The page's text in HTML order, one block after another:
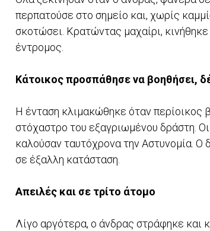
περπατούσε στο σημείο και, χωρίς
σκοτώσει. Κρατώντας μαχαίρι,
έντρομος.
Κάτοικος προσπάθησε να βοηθήσει,
Η ένταση κλιμακώθηκε όταν περίοικος
στόχαστρο του εξαγριωμένου δράστη.
καλούσαν ταυτόχρονα την Αστυνομία.
σε έξαλλη κατάσταση.
Απειλές και σε τρίτο άτομο
Λίγο αργότερα, ο άνδρας στράφηκε και